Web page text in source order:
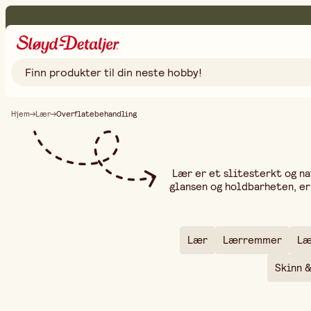
Hjem Lær Overflatebehandling
Lær er et slitesterkt og
glansen og holdbarheten,
vesker, møbler eller
Vi tilbyr også
inkludert anilinlær, semsket
pleiende kremer. Med
Lær Lærremmer
Skinn